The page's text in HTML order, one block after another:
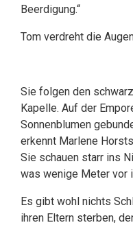
Beerdigung.“
Tom verdreht die
Sie folgen den
Kapelle. Auf der
Sonnenblumen
erkennt Marlene
Sie schauen starr ins
was wenige Meter vor
Es gibt wohl nichts
ihren Eltern sterben,